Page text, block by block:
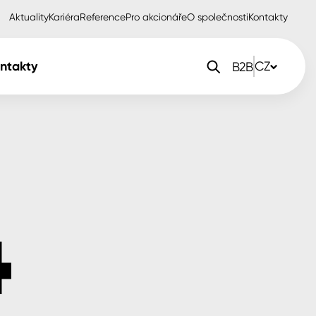
AktualityKariéraReferencePro akcionářeO společnostiKontakty
B2BCZ